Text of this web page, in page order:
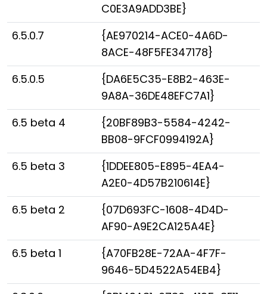
C0E3A9ADD3BE}
6.5.0.7
{AE970214-ACE0-4A6D-
8ACE-48F5FE347178}
6.5.0.5
{DA6E5C35-E8B2-463E-
9A8A-36DE48EFC7A1}
6.5 beta 4
{20BF89B3-5584-4242-
BB08-9FCF0994192A}
6.5 beta 3
{1DDEE805-E895-4EA4-
A2E0-4D57B210614E}
6.5 beta 2
{07D693FC-1608-4D4D-
AF90-A9E2CA125A4E}
6.5 beta 1
{A70FB28E-72AA-4F7F-
9646-5D4522A54EB4}